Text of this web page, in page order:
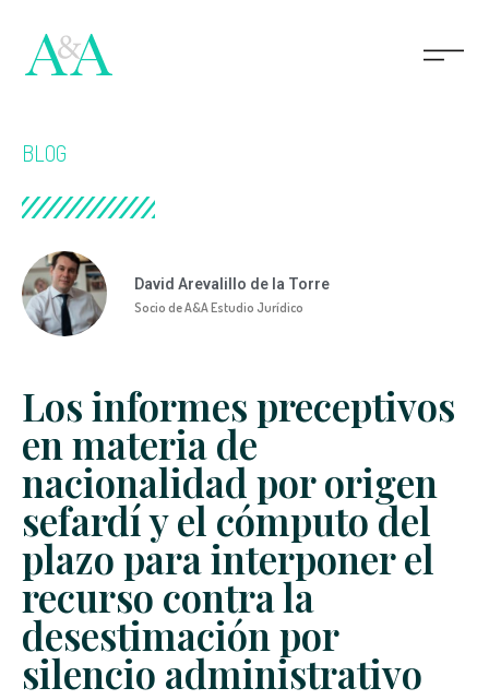
BLOG
David Arevalillo de la Torre
Socio de A&A Estudio Jurídico
Los informes preceptivos
en materia de
nacionalidad por origen
sefardí y el cómputo del
plazo para interponer el
recurso contra la
desestimación por
silencio administrativo